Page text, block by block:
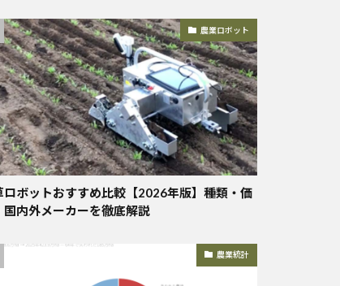
農業ロボット
ロボットおすすめ比較【2026年版】種類・価
国内外メーカーを徹底解説
農業統計